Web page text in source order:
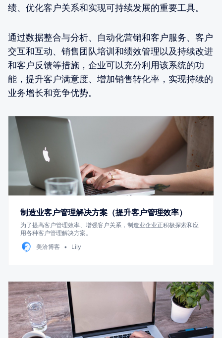
绩、优化客户关系和实现可持续发展的重要工具。
通过数据整合与分析、自动化营销和客户服务、客户
交互和互动、销售团队培训和绩效管理以及持续改进
和客户反馈等措施，企业可以充分利用该系统的功
能，提升客户满意度、增加销售转化率，实现持续的
业务增长和竞争优势。
制造业客户管理解决方案（提升客户管理效率）
为了提高客户管理效率、增强客户关系，制造业企业正积极探索和应
用各种客户管理解决方案。
美洽博客
Lily